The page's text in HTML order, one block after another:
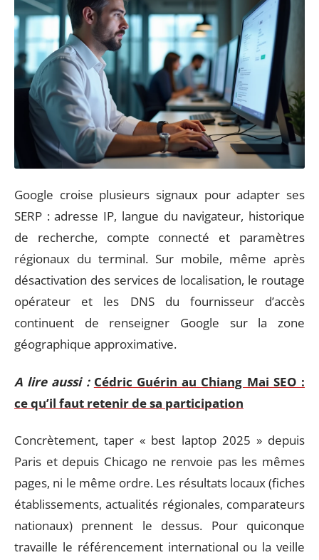
Google croise plusieurs signaux pour adapter ses
SERP : adresse IP, langue du navigateur, historique
de recherche, compte connecté et paramètres
régionaux du terminal. Sur mobile, même après
désactivation des services de localisation, le routage
opérateur et les DNS du fournisseur d’accès
continuent de renseigner Google sur la zone
géographique approximative.
A lire aussi : Cédric Guérin au Chiang Mai SEO :
ce qu’il faut retenir de sa participation
Concrètement, taper « best laptop 2025 » depuis
Paris et depuis Chicago ne renvoie pas les mêmes
pages, ni le même ordre. Les résultats locaux (fiches
établissements, actualités régionales, comparateurs
nationaux) prennent le dessus. Pour quiconque
travaille le référencement international ou la veille